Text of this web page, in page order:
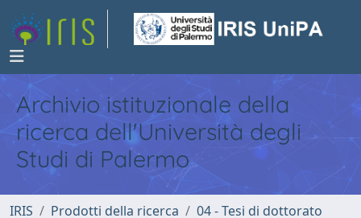
Archivio istituzionale della
ricerca dell'Università degli
Studi di Palermo
IRIS Prodotti della ricerca
04 - Tesi di dottorato